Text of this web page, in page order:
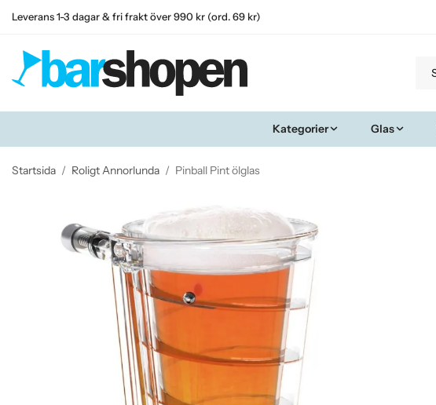
Leverans 1-3 dagar & fri frakt över 990 kr (ord. 69 kr)
Kategorier Glas
Startsida / Roligt Annorlunda / Pinball Pint ölglas